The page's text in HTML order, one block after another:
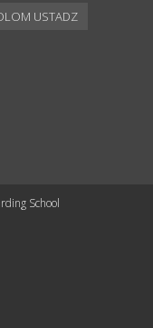
USTADZ
School